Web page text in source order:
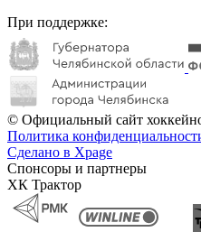
При поддержке:
© Официальный сайт
Политика
Сделано в Xpage
Спонсоры и партнеры
ХК Трактор